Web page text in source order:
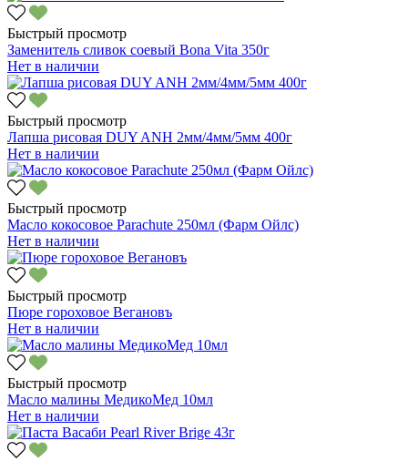
Быстрый просмотр
Заменитель сливок соевый Bona Vita 350г
Нет в наличии
Быстрый просмотр
Лапша рисовая DUY ANH 2мм/4мм/5мм 400г
Нет в наличии
Быстрый просмотр
Масло кокосовое Parachute 250мл (Фарм Ойлс)
Нет в наличии
Быстрый просмотр
Пюре гороховое Вегановъ
Нет в наличии
Быстрый просмотр
Масло малины МедикоМед 10мл
Нет в наличии